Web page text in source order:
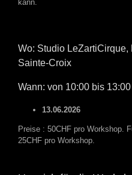
kann.
Wo: Studio
Sainte-Croix
Wann: von 10:00 bis
13.06.2026
Preise : 50CHF pro Workshop.
25CHF pro Workshop.